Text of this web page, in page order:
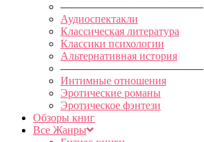
—————————————
Аудиоспектакли
Классическая литература
Классики психологии
Альтернативная история
—————————————
Интимные отношения
Эротические романы
Эротическое фэнтези
Обзоры книг
Все Жанры